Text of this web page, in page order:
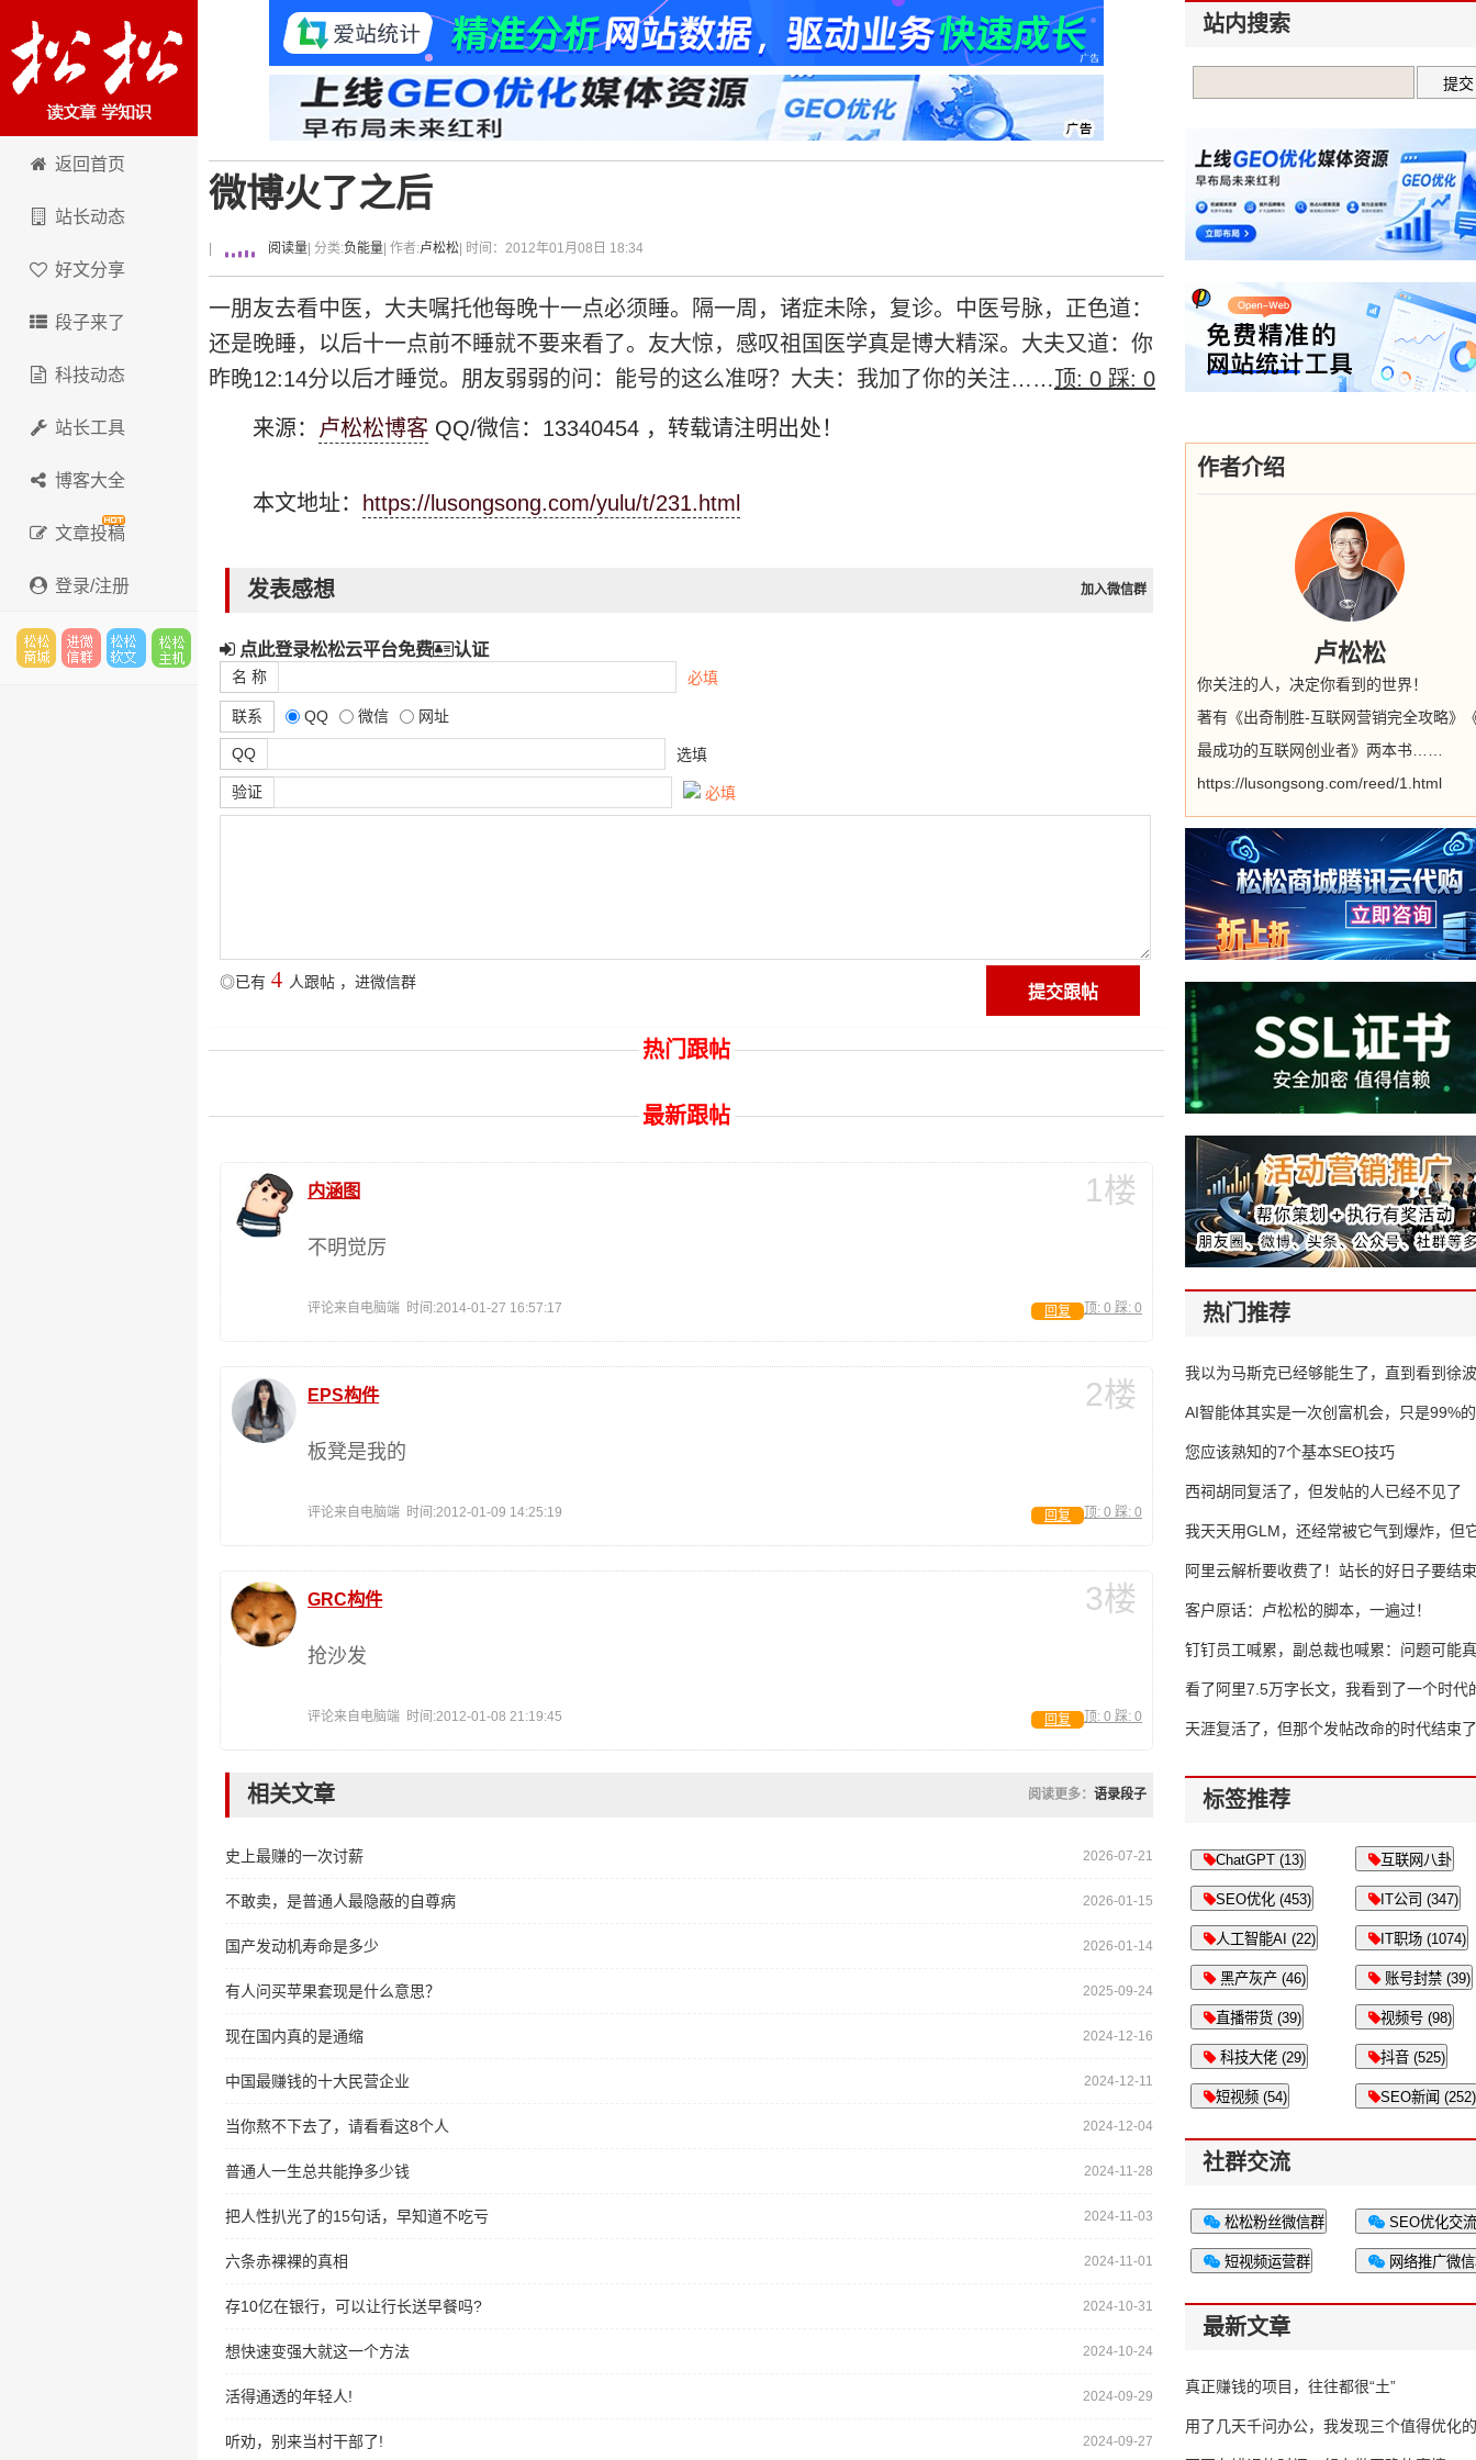
卢松松博客
返回首页
站长动态
好文分享
段子来了
科技动态
站长工具
博客大全
文章投稿
登录/注册
微博火了之后
阅读量 | 分类:负能量 | 作者:卢松松 | 时间：2012年01月08日 18:34
一朋友去看中医，大夫嘱托他每晚十一点必须睡。隔一周，诸症未除，复诊。中医号脉，正色道：
还是晚睡，以后十一点前不睡就不要来看了。友大惊，感叹祖国医学真是博大精深。大夫又道：你
昨晚12:14分以后才睡觉。朋友弱弱的问：能号的这么准呀？大夫：我加了你的关注……顶: 0 踩: 0
来源： 卢松松博客 QQ/微信：13340454 ，转载请注明出处！
本文地址： https://lusongsong.com/yulu/t/231.html
发表感想 加入微信群
点此登录松松云平台免费 认证
名 称 必填
联系 QQ 微信 网址
QQ 选填
验证 必填
◎已有 4 人跟帖 ， 进微信群
热门跟帖
最新跟帖
1楼
内涵图
不明觉厉
评论来自电脑端 时间:2014-01-27 16:57:17 顶: 0 踩: 0
回复
2楼
EPS构件
板凳是我的
评论来自电脑端 时间:2012-01-09 14:25:19 顶: 0 踩: 0
回复
3楼
GRC构件
抢沙发
评论来自电脑端 时间:2012-01-08 21:19:45 顶: 0 踩: 0
回复
相关文章 阅读更多： 语录段子
2026-07-21
史上最赚的一次讨薪
2026-01-15
不敢卖，是普通人最隐蔽的自尊病
2026-01-14
国产发动机寿命是多少
2025-09-24
有人问买苹果套现是什么意思？
2024-12-16
现在国内真的是通缩
2024-12-11
中国最赚钱的十大民营企业
2024-12-04
当你熬不下去了，请看看这8个人
2024-11-28
普通人一生总共能挣多少钱
2024-11-03
把人性扒光了的15句话，早知道不吃亏
2024-11-01
六条赤裸裸的真相
2024-10-31
存10亿在银行，可以让行长送早餐吗?
2024-10-24
想快速变强大就这一个方法
2024-09-29
活得通透的年轻人!
2024-09-27
听劝，别来当村干部了!
站内搜索
作者介绍
卢松松
你关注的人，决定你看到的世界！
著有《出奇制胜-互联网营销完全攻略》
最成功的互联网创业者》两本书……
https://lusongsong.com/reed/1.html
热门推荐
我以为马斯克已经够能生了，直到看到
AI智能体其实是一次创富机会，只是99%
错过了
您应该熟知的7个基本SEO技巧
西祠胡同复活了，但发帖的人已经不见了
我天天用GLM，还经常被它气到爆炸，但
16万亿
阿里云解析要收费了！站长的好日子要结
客户原话：卢松松的脚本，一遍过！
钉钉员工喊累，副总裁也喊累：问题可能
了
看了阿里7.5万字长文，我看到了一个时代
天涯复活了，但那个发帖改命的时代结束了
标签推荐
ChatGPT (13) 互联网八卦
SEO优化 (453) IT公司 (347)
人工智能AI (22) IT职场 (1074)
黑产灰产 (46) 账号封禁 (39)
直播带货 (39) 视频号 (98)
科技大佬 (29) 抖音 (525)
短视频 (54) SEO新闻 (252)
社群交流
松松粉丝微信群 SEO优化交
短视频运营群 网络推广微
最新文章
真正赚钱的项目，往往都很“土”
用了几天千问办公，我发现三个值得优化